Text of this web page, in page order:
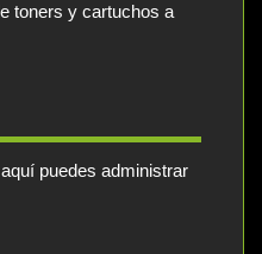
toners y cartuchos a
puedes administrar